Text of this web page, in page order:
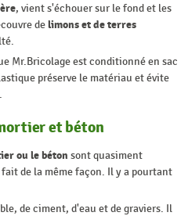
, vient s'échouer sur le fond et les
delimons et de terres
Mr.Bricolage est conditionné en sac
préserve le matériau et évite
et béton
ou le béton sont quasiment
de la même façon. Il y a pourtant
de ciment, d'eau et de graviers. Il